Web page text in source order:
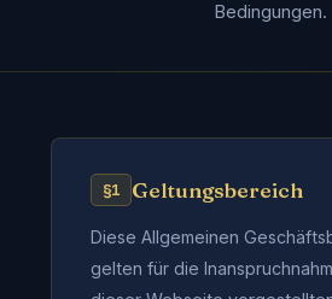
Bedingungen.
§1 Geltungsbereich
Diese Allgemeinen
gelten für die